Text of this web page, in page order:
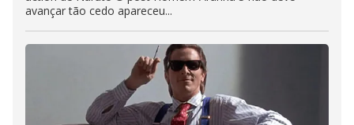
avançar tão cedo apareceu...